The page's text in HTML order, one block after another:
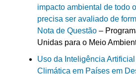
impacto ambiental de todo
precisa ser avaliado de
Nota de Questão –
Unidas para o Meio
Uso da Inteligência
Climática em Países em